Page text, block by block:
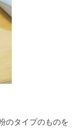
のタイプのものを